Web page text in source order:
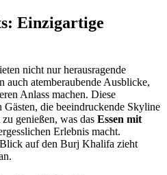
Einzigartige
nicht nur herausragende
auch atemberaubende Ausblicke,
Anlass machen. Diese
Gästen, die beeindruckende Skyline
genießen, was das Essen mit
Erlebnis macht.
auf den Burj Khalifa zieht